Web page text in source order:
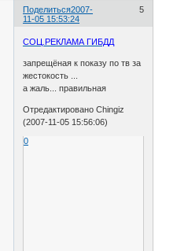
Поделиться 5
2007-
11-05 15:53:24
СОЦ.РЕКЛАМА ГИБДД
запрещёная к показу по тв за
жестокость ...
а жаль... правильная
Отредактировано Chingiz
(2007-11-05 15:56:06)
0